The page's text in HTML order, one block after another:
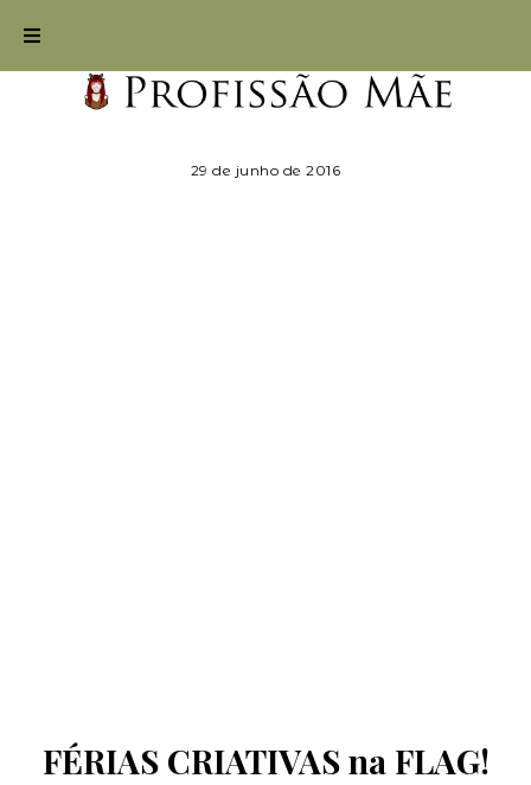
29 de junho de 2016
FÉRIAS CRIATIVAS na FLAG!